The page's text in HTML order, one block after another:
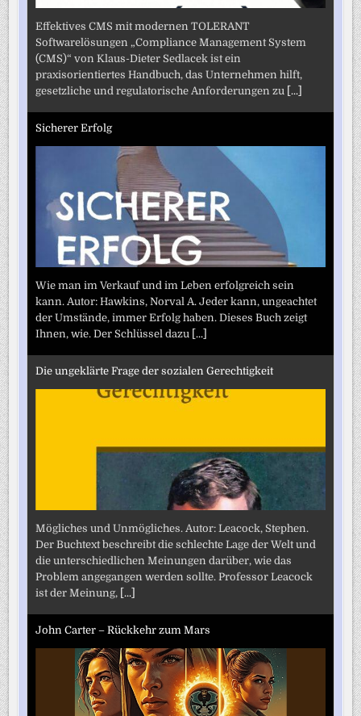
Effektives CMS mit modernen TOLERANT
Softwarelösungen „Compliance Management System
(CMS)“ von Klaus-Dieter Sedlacek ist ein
praxisorientiertes Handbuch, das Unternehmen hilft,
gesetzliche und regulatorische Anforderungen zu [...]
Sicherer Erfolg
Wie man im Verkauf und im Leben erfolgreich sein
kann. Autor: Hawkins, Norval A. Jeder kann, ungeachtet
der Umstände, immer Erfolg haben. Dieses Buch zeigt
Ihnen, wie. Der Schlüssel dazu [...]
Die ungeklärte Frage der sozialen Gerechtigkeit
Mögliches und Unmögliches. Autor: Leacock, Stephen.
Der Buchtext beschreibt die schlechte Lage der Welt und
die unterschiedlichen Meinungen darüber, wie das
Problem angegangen werden sollte. Professor Leacock
ist der Meinung, [...]
John Carter – Rückkehr zum Mars